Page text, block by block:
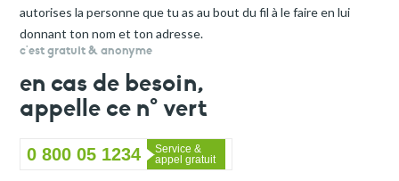
autorises la personne que tu as au bout du fil à le faire en lui
donnant ton nom et ton adresse.
c'est gratuit & anonyme
en cas de besoin,
appelle ce n° vert
0 800 05 1234